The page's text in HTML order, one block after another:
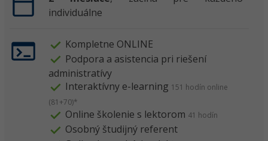
individuálne
Kompletne ONLINE
Podpora a asistencia pri riešení
administratívy
Interaktívny e-learning 151 hodín online
(81+70)*
Online školenie s lektorom 41 hodín
Osobný študijný referent